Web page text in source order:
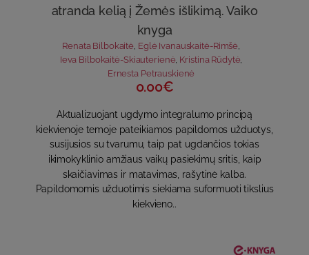
atranda kelią į Žemės išlikimą. Vaiko
knyga
Renata Bilbokaitė, Eglė Ivanauskaitė-Rimšė,
Ieva Bilbokaitė-Skiauterienė Kristina Rūdytė
Ernesta Petrauskienė
0.00€
Aktualizuojant ugdymo integralumo principą
kiekvienoje temoje pateikiamos papildomos užduotys,
susijusios su tvarumu, taip pat ugdančios tokias
ikimokyklinio amžiaus vaikų pasiekimų sritis, kaip
skaičiavimas ir matavimas, rašytinė kalba.
Papildomomis užduotimis siekiama suformuoti tikslius
kiekvieno..